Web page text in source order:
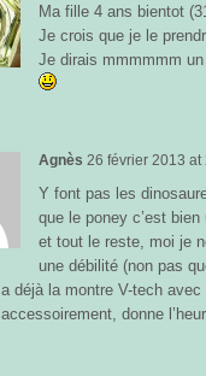
Ma fille 4 ans bientot
Je crois que je le
Je dirais mmmmmm
Agnès 26 février 2013 at
Y font pas les
que le poney c’est
et tout le reste, moi je
une débilité (non pas
a déjà la montre V-tech
accessoirement, donne